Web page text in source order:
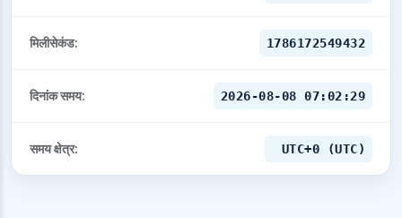
मिलीसेकंड: 1786172549432
दिनांक समय: 2026-08-08 07:02:29
समय क्षेत्र: UTC+0 (UTC)